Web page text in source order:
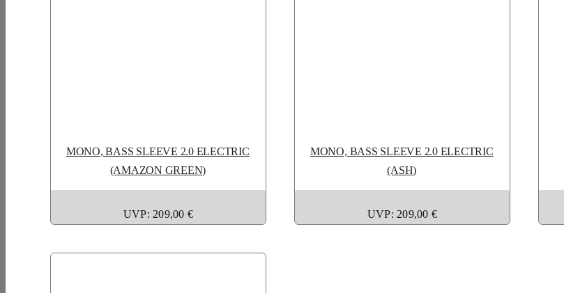
MONO, BASS SLEEVE 2.0 ELECTRIC
(AMAZON GREEN)
UVP: 209,00 €
MONO, BASS SLEEVE 2.0 ELECTRIC
(ASH)
UVP: 209,00 €